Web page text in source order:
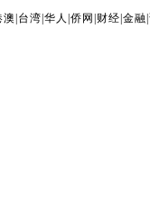
澳 台湾 |华人 |侨网 财经 |金融 |